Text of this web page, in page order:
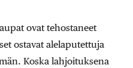
ovat tehostaneet
ostavat alelaputettuja
Koska lahjoituksena